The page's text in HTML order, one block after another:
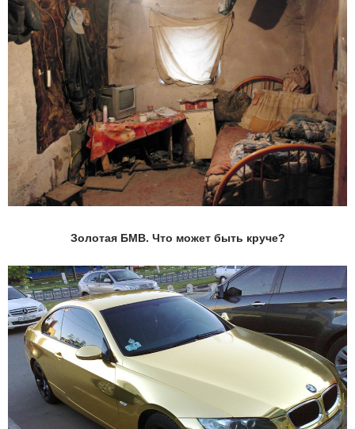
Золотая БМВ. Что может быть круче?